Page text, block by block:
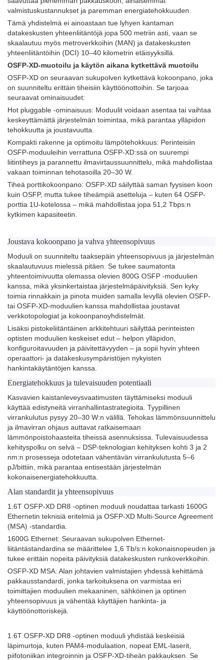
valmistuskustannukset ja paremman energiatehokkuuden.
Tämä yhdistelmä ei ainoastaan ​​tue lyhyen kantaman
datakeskusten yhteenliitäntöjä jopa 500 metriin asti, vaan se
skaalautuu myös metroverkkoihin (MAN) ja datakeskusten
yhteenliitäntöihin (DCI) 10–40 kilometrin etäisyyksillä.
OSFP-XD-muotoilu ja käytön aikana kytkettävä muotoilu
OSFP-XD on seuraavan sukupolven kytkettävä kokoonpano, joka
on suunniteltu erittäin tiheisiin käyttöönottoihin. Se tarjoaa
seuraavat ominaisuudet:
Hot pluggable -ominaisuus: Moduulit voidaan asentaa tai vaihtaa
keskeyttämättä järjestelmän toimintaa, mikä parantaa ylläpidon
tehokkuutta ja joustavuutta.
Kompakti rakenne ja optimoitu lämpötehokkuus: Perinteisiin
OSFP-moduuleihin verrattuna OSFP-XD:ssä on suurempi
liitintiheys ja parannettu ilmavirtaussuunnittelu, mikä mahdollistaa
vakaan toiminnan tehotasoilla 20–30 W.
Tiheä porttikokoonpano: OSFP-XD säilyttää saman fyysisen koon
kuin OSFP, mutta tukee tiheämpiä asetteluja – kuten 64 OSFP-
porttia 1U-kotelossa – mikä mahdollistaa jopa 51,2 Tbps:n
kytkimen kapasiteetin.
Joustava kokoonpano ja vahva yhteensopivuus
Moduuli on suunniteltu taaksepäin yhteensopivuus ja järjestelmän
skaalautuvuus mielessä pitäen. Se tukee saumatonta
yhteentoimivuutta olemassa olevien 800G OSFP -moduulien
kanssa, mikä yksinkertaistaa järjestelmäpäivityksiä. Sen kyky
toimia rinnakkain ja pinota muiden samalla levyllä olevien OSFP-
tai OSFP-XD-moduulien kanssa mahdollistaa joustavat
verkkotopologiat ja kokoonpanoyhdistelmät.
Lisäksi pistokeliitäntäinen arkkitehtuuri säilyttää perinteisten
optisten moduulien keskeiset edut – helpon ylläpidon,
konfiguroitavuuden ja päivitettävyyden – ja sopii hyvin yhteen
operaattori- ja datakeskusympäristöjen nykyisten
hankintakäytäntöjen kanssa.
Energiatehokkuus ja tulevaisuuden potentiaali
Kasvavien kaistanleveysvaatimusten täyttämiseksi moduuli
käyttää edistyneitä virranhallintastrategioita. Tyypillinen
virrankulutus pysyy 20–30 W:n välillä. Tehokas lämmönsuunnittelu
ja ilmavirran ohjaus auttavat ratkaisemaan
lämmönpoistohaasteita tiheissä asennuksissa. Tulevaisuudessa
kehityspolku on selvä – DSP-teknologian kehityksen kohti 3 ja 2
nm:n prosesseja odotetaan vähentävän virrankulutusta 5–6
pJ/bittiin, mikä parantaa entisestään järjestelmän
kokonaisenergiatehokkuutta.
Alan standardit ja yhteensopivuus
1.6T OSFP-XD DR8 -optinen moduuli noudattaa tarkasti 1600G
Ethernetin teknisiä eritelmiä ja OSFP-XD Multi-Source Agreement
(MSA) -standardia.
1600G Ethernet: Seuraavan sukupolven Ethernet-
liitäntästandardina se määrittelee 1,6 Tb/s:n kokonaisnopeuden ja
tukee erittäin nopeita päivityksiä datakeskusten runkoverkkoihin.
OSFP-XD MSA: Alan johtavien valmistajien yhdessä kehittämä
pakkausstandardi, jonka tarkoituksena on varmistaa eri
toimittajien moduulien mekaaninen, sähköinen ja optinen
yhteensopivuus ja vähentää käyttäjien hankinta- ja
käyttöönottoriskejä.
1.6T OSFP-XD DR8 -optinen moduuli yhdistää keskeisiä
läpimurtoja, kuten PAM4-modulaation, nopeat EML-laserit,
piifotoniikan integroinnin ja OSFP-XD-tiheän pakkauksen. Se